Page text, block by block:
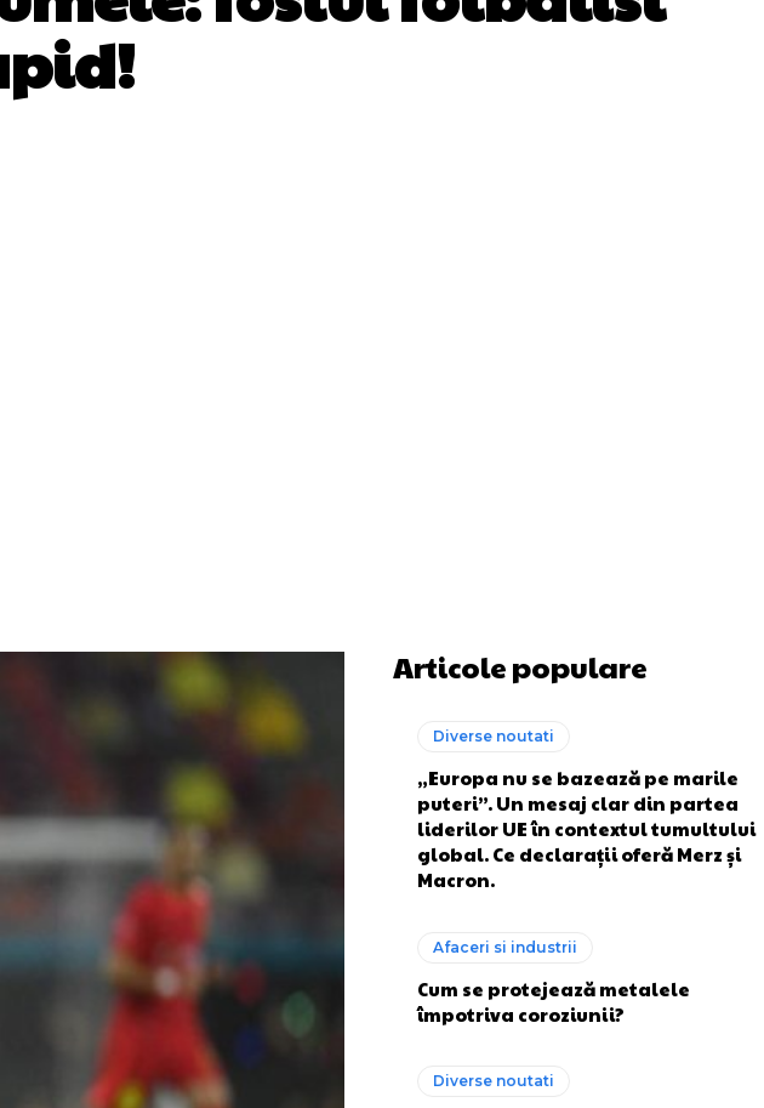
Articole populare
Diverse noutati
„Europa nu se bazează pe marile
puteri”. Un mesaj clar din partea
liderilor UE în contextul tumultului
global. Ce declarații oferă Merz și
Macron.
Afaceri si industrii
Cum se protejează metalele
împotriva coroziunii?
Diverse noutati